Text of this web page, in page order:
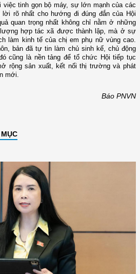
tinh gọn bộ máy, sự lớn mạnh của các
rõ nhất cho hướng đi đúng đắn của Hội
quan trọng nhất không chỉ nằm ở những
hợp tác xã được thành lập, mà ở sự
làm kinh tế của chị em phụ nữ vùng cao.
bản đã tự tin làm chủ sinh kế, chủ động
cũng là nền tảng để tổ chức Hội tiếp tục
rộng sản xuất, kết nối thị trường và phát
mới.
Báo PNVN